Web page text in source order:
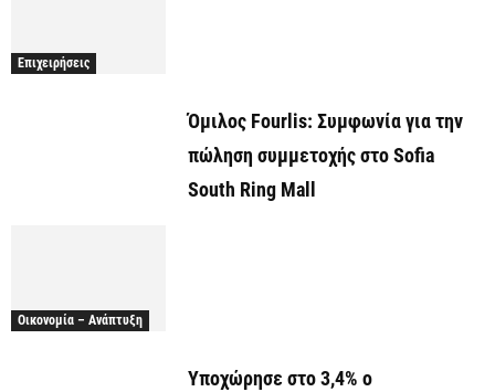
Επιχειρήσεις
Όμιλος Fourlis: Συμφωνία για την
πώληση συμμετοχής στο Sofia
South Ring Mall
Οικονομία – Ανάπτυξη
Υποχώρησε στο 3,4% ο